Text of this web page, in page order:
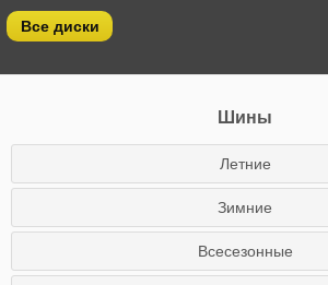
Все диски
Шины
Летние
Зимние
Всесезонные